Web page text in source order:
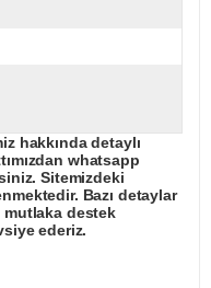
hakkında detaylı
whatsapp
Sitemizdeki
Bazı detaylar
mutlaka destek
ederiz.